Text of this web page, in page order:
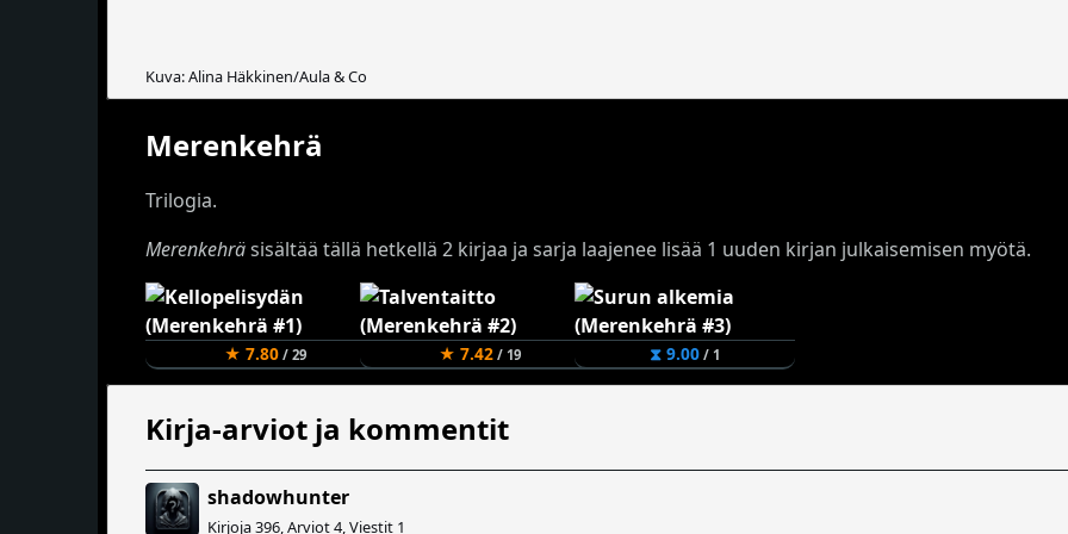
Kuva: Alina Häkkinen/Aula & Co
Merenkehrä
Trilogia.
Merenkehräsisältää tällä hetkellä 2 kirjaa ja sarja laajenee lisää 1 uuden kirjan julkaisemisen myötä.
★ 7.80/ 29 ★ 7.42/ 19 ⧗ 9.00 / 1
Kirja-arviot ja kommentit
shadowhunter
Kirjoja 396, Arviot 4, Viestit 1